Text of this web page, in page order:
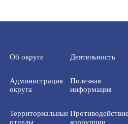
Об округе
Администрация
округа
Территориальные
отделы
Деятельность
Полезная
информация
коррупции